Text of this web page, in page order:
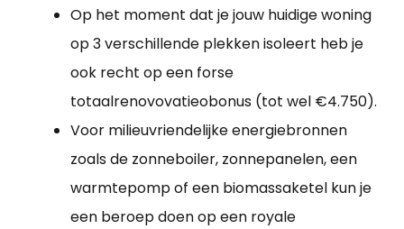
Op het moment dat je jouw huidige woning
op 3 verschillende plekken isoleert heb je
ook recht op een forse
totaalrenovovatieobonus (tot wel €4.750).
Voor milieuvriendelijke energiebronnen
zoals de zonneboiler, zonnepanelen, een
warmtepomp of een biomassaketel kun je
een beroep doen op een royale